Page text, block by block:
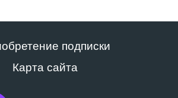
подписки
Карта сайта